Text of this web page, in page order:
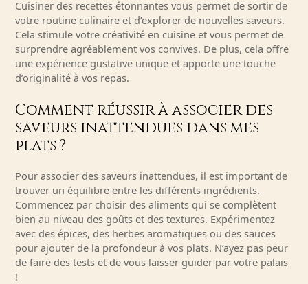
Cuisiner des recettes étonnantes vous permet de sortir de
votre routine culinaire et d’explorer de nouvelles saveurs.
Cela stimule votre créativité en cuisine et vous permet de
surprendre agréablement vos convives. De plus, cela offre
une expérience gustative unique et apporte une touche
d’originalité à vos repas.
Comment réussir à associer des
saveurs inattendues dans mes
plats ?
Pour associer des saveurs inattendues, il est important de
trouver un équilibre entre les différents ingrédients.
Commencez par choisir des aliments qui se complètent
bien au niveau des goûts et des textures. Expérimentez
avec des épices, des herbes aromatiques ou des sauces
pour ajouter de la profondeur à vos plats. N’ayez pas peur
de faire des tests et de vous laisser guider par votre palais
!